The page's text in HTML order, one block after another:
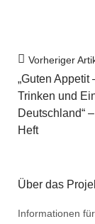
Vorheriger
„Guten Appetit
Trinken und
Deutschland“
Heft
Über das
Informationen